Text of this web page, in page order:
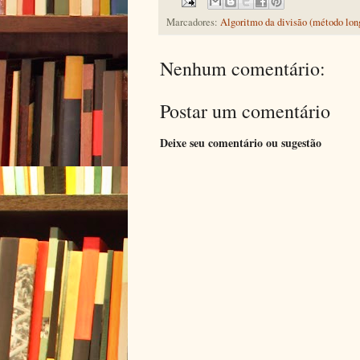
Marcadores: Algoritmo da divisão (método
Nenhum comentário:
Postar um comentário
Deixe seu comentário ou sugestão